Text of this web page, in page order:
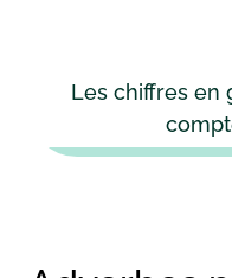
Les chiffres en